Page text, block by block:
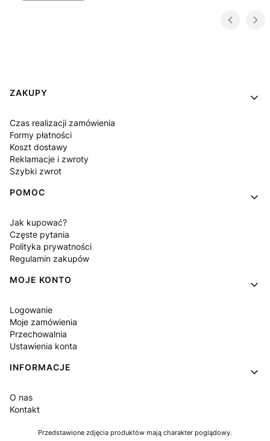
Linki w stopce
ZAKUPY
Czas realizacji zamówienia
Formy płatności
Koszt dostawy
Reklamacje i zwroty
Szybki zwrot
POMOC
Jak kupować?
Częste pytania
Polityka prywatności
Regulamin zakupów
MOJE KONTO
Logowanie
Moje zamówienia
Przechowalnia
Ustawienia konta
INFORMACJE
O nas
Kontakt
Przedstawione zdjęcia produktów mają charakter poglądowy.